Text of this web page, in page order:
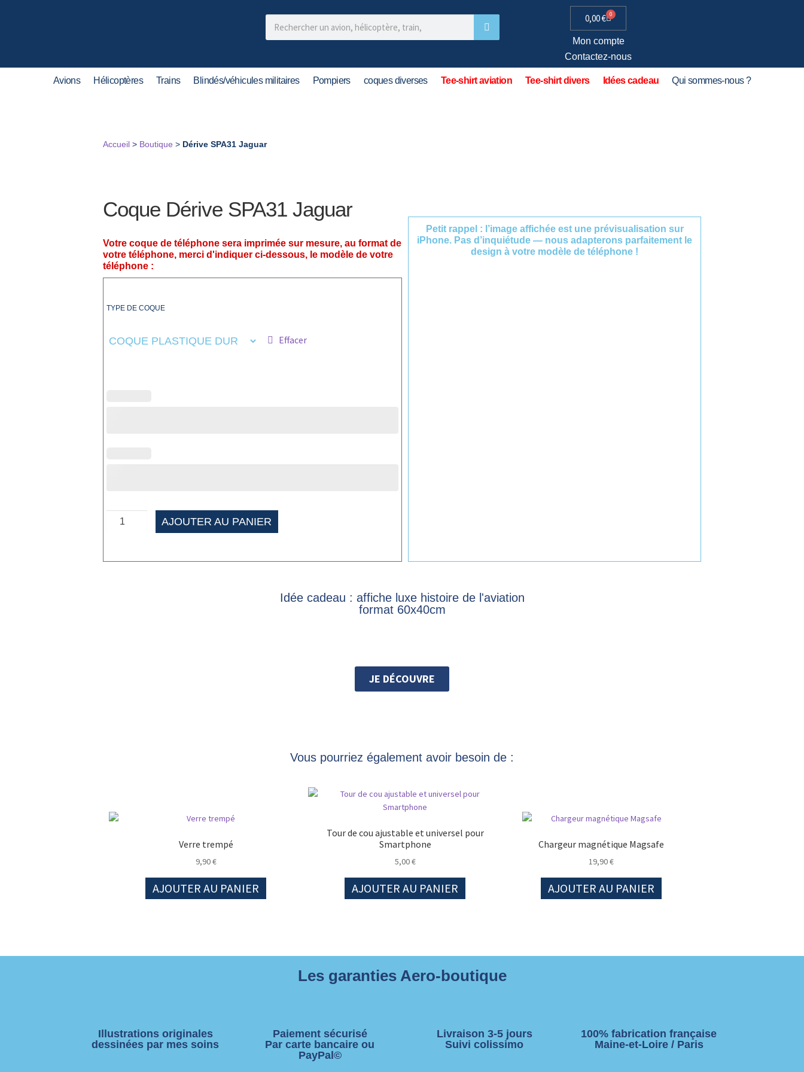
0,00€ 0
Mon compte
Contactez-nous
Avions Hélicoptères Trains Blindés/véhicules militaires Pompiers coques diverses Tee-shirt aviation Tee-shirt divers Idées cadeau Qui sommes-nous ?
Accueil > Boutique > Dérive SPA31 Jaguar
Coque Dérive SPA31 Jaguar
Votre coque de téléphone sera imprimée sur mesure, au format de
votre téléphone, merci d'indiquer ci-dessous, le modèle de votre
téléphone :
TYPE DE COQUE
Effacer
AJOUTER AU PANIER
Petit rappel : l’image affichée est une prévisualisation sur
iPhone. Pas d’inquiétude — nous adapterons parfaitement le
design à votre modèle de téléphone !
Idée cadeau : affiche luxe histoire de l'aviation
format 60x40cm
JE DÉCOUVRE
Vous pourriez également avoir besoin de :
Verre trempé
9,90€
AJOUTER AU PANIER
Tour de cou ajustable et universel pour
Smartphone
5,00€
AJOUTER AU PANIER
Chargeur magnétique Magsafe
19,90€
AJOUTER AU PANIER
Les garanties Aero-boutique
Illustrations originales
dessinées par mes soins
Paiement sécurisé
Par carte bancaire ou
PayPal©
Livraison 3-5 jours
Suivi colissimo
100% fabrication française
Maine-et-Loire / Paris